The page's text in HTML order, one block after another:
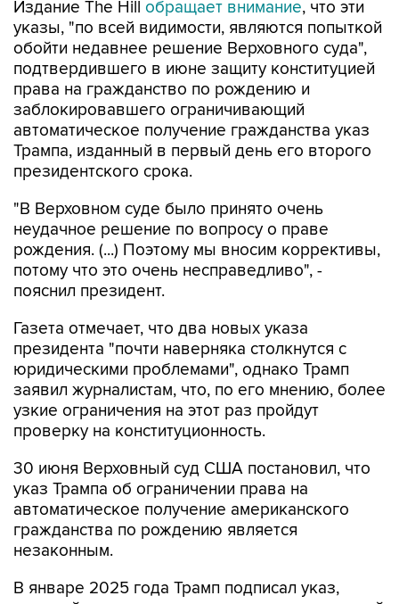
обойти недавнее решение Верховного суда",
подтвердившего в июне защиту конституцией
права на гражданство по рождению и
заблокировавшего ограничивающий
автоматическое получение гражданства указ
Трампа, изданный в первый день его второго
президентского срока.
"В Верховном суде было принято очень
рождения. (...) Поэтому мы вносим коррективы,
потому что это очень несправедливо", -
пояснил президент.
Газета отмечает, что два новых указа
юридическими проблемами", однако Трамп
заявил журналистам, что, по его мнению, более
узкие ограничения на этот раз пройдут
проверку на конституционность.
30 июня Верховный суд США постановил, что
автоматическое получение американского
гражданства по рождению является
незаконным.
В январе 2025 года Трамп подписал указ,
выдачи гражданства детям, родившимся на